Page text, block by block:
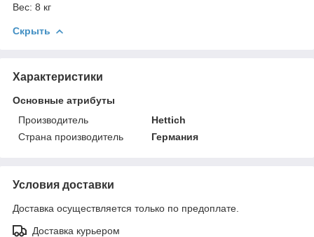
Вес: 8 кг
Скрыть
Характеристики
Основные атрибуты
Производитель
Hettich
Страна производитель
Германия
Условия доставки
Доставка осуществляется только по предоплате.
Доставка курьером